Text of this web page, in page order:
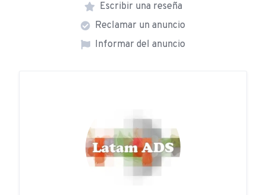
Escribir una reseña
Reclamar un anuncio
Informar del anuncio